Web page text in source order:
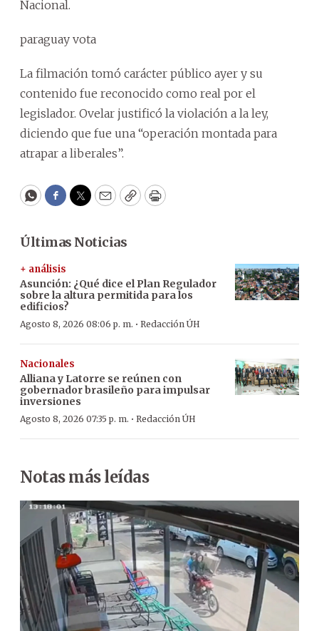
Nacional.
paraguay vota
La filmación tomó carácter público ayer y su
contenido fue reconocido como real por el
legislador. Ovelar justificó la violación a la ley,
diciendo que fue una “operación montada para
atrapar a liberales”.
WhatsApp
Facebook
Twitter
EmailCopyPrint
Últimas Noticias
+ análisis
Asunción: ¿Qué dice el Plan Regulador
sobre la altura permitida para los
edificios?
Agosto 8, 2026 08:06 p. m. · Redacción ÚH
Nacionales
Alliana y Latorre se reúnen con
gobernador brasileño para impulsar
inversiones
Agosto 8, 2026 07:35 p. m. · Redacción ÚH
Notas más leídas